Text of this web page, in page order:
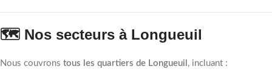
🗺️ Nos secteurs à Longueuil
Nous couvrons tous les quartiers de Longueuil , incluant :